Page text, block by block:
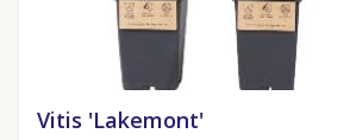
Vitis 'Lakemont'